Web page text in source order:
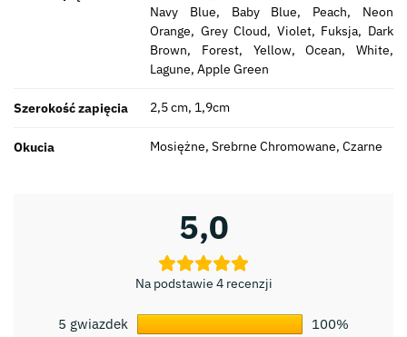
Navy Blue, Baby Blue, Peach, Neon
Orange, Grey Cloud, Violet, Fuksja, Dark
Brown, Forest, Yellow, Ocean, White,
Lagune, Apple Green
Szerokość zapięcia 2,5 cm, 1,9cm
Okucia Mosiężne, Srebrne Chromowane, Czarne
5,0
Na podstawie 4 recenzji
5 gwiazdek
100%